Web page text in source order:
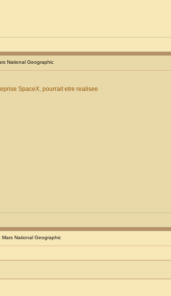
National Geographic
SpaceX, pourrait etre realisee
National Geographic